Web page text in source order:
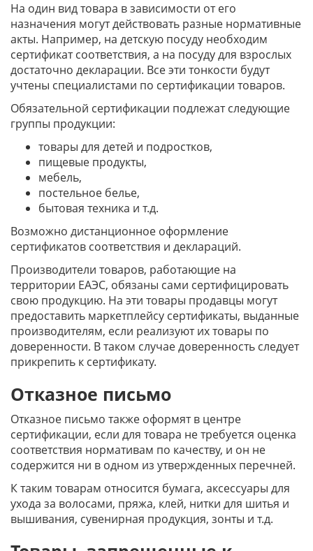
На один вид товара в зависимости от его
назначения могут действовать разные нормативные
акты. Например, на детскую посуду необходим
сертификат соответствия, а на посуду для взрослых
достаточно декларации. Все эти тонкости будут
учтены специалистами по сертификации товаров.
Обязательной сертификации подлежат следующие
группы продукции:
товары для детей и подростков,
пищевые продукты,
мебель,
постельное белье,
бытовая техника и т.д.
Возможно дистанционное оформление
сертификатов соответствия и деклараций.
Производители товаров, работающие на
территории ЕАЭС, обязаны сами сертифицировать
свою продукцию. На эти товары продавцы могут
предоставить маркетплейсу сертификаты, выданные
производителям, если реализуют их товары по
доверенности. В таком случае доверенность следует
прикрепить к сертификату.
Отказное письмо
Отказное письмо также оформят в центре
сертификации, если для товара не требуется оценка
соответствия нормативам по качеству, и он не
содержится ни в одном из утвержденных перечней.
К таким товарам относится бумага, аксессуары для
ухода за волосами, пряжа, клей, нитки для шитья и
вышивания, сувенирная продукция, зонты и т.д.